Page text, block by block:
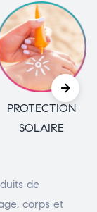
PROTECTION
SOLAIRE
de
corps et